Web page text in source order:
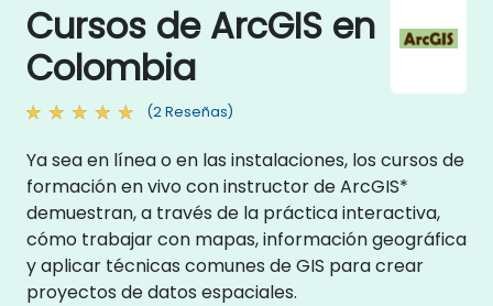
Cursos de ArcGIS en
Colombia
(2 Reseñas)
Ya sea en línea o en las instalaciones, los cursos de
formación en vivo con instructor de ArcGIS*
demuestran, a través de la práctica interactiva,
cómo trabajar con mapas, información geográfica
y aplicar técnicas comunes de GIS para crear
proyectos de datos espaciales.